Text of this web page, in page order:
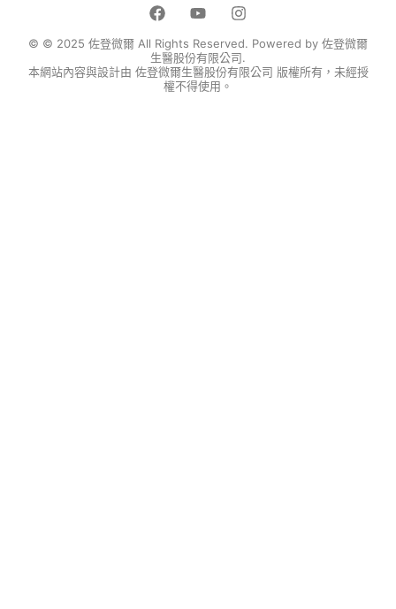
F
a
c
e
b
o
Y
u
t
u
b
I
n
s
t
a
© © 2025 佐登微爾 All Rights Reserved. Powered by 佐登微爾
生醫股份有限公司.
本網站內容與設計由 佐登微爾生醫股份有限公司 版權所有，未經授
權不得使用。